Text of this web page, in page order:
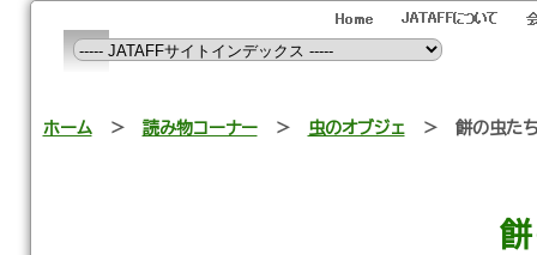
ホーム＞ 読み物コーナー＞ 虫のオブジェ＞ 餅の虫た